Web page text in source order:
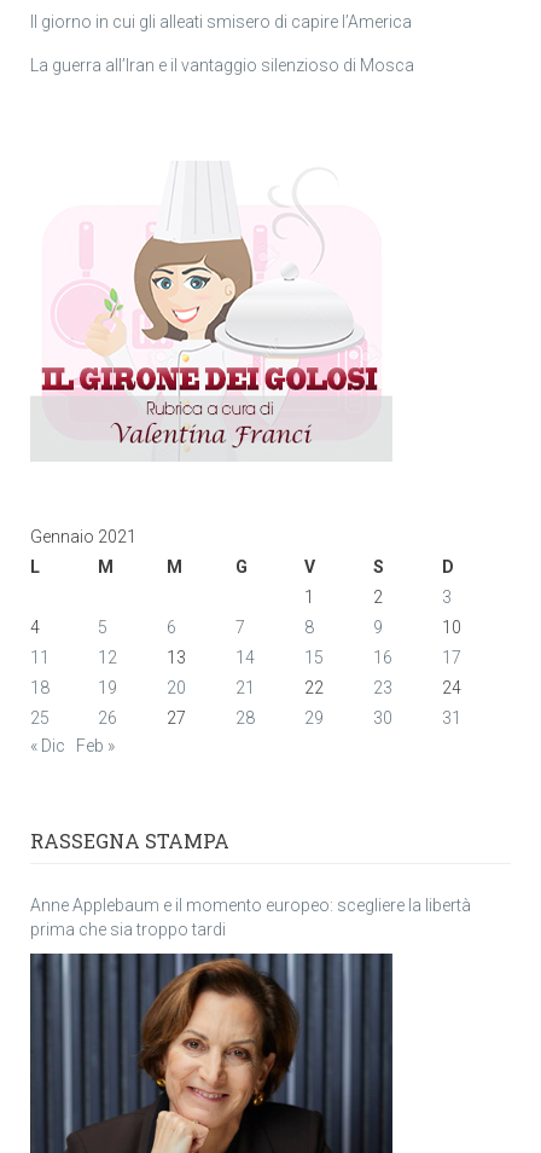
Il giorno in cui gli alleati smisero di capire l’America
La guerra all’Iran e il vantaggio silenzioso di Mosca
Gennaio 2021
L
M M G V S
D
1
2
3
4
5 6 7 8 9
10
11
12 13 14 15 16
17
18
19 20 21 22 23
24
25
26 27 28 29 30
31
« Dic
Feb »
RASSEGNA STAMPA
Anne Applebaum e il momento europeo: scegliere la libertà
prima che sia troppo tardi